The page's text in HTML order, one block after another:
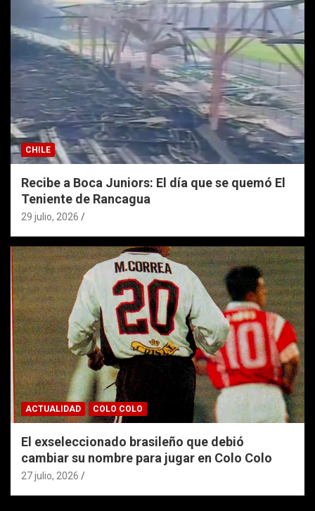
CHILE
Recibe a Boca Juniors: El día que se quemó El
Teniente de Rancagua
29 julio, 2026
ACTUALIDAD COLO COLO
El exseleccionado brasileño que debió
cambiar su nombre para jugar en Colo Colo
27 julio, 2026